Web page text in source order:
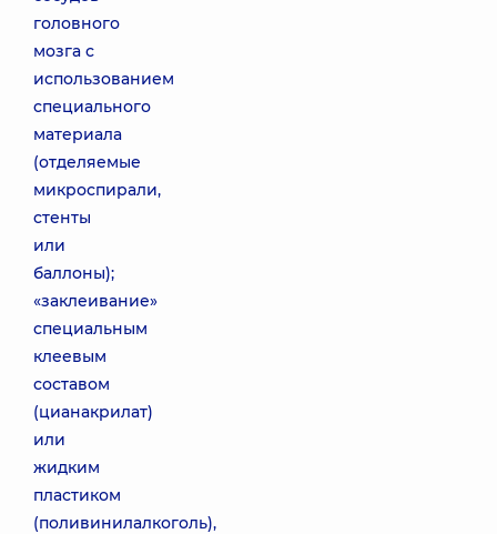
головного
мозга с
использованием
специального
материала
(отделяемые
микроспирали,
стенты
или
баллоны);
«заклеивание»
специальным
клеевым
составом
(цианакрилат)
или
жидким
пластиком
(поливинилалкоголь),